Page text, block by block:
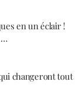
en un éclair !
changeront tout